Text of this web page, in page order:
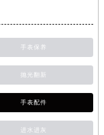
手表保养
抛光翻新
手表配件
进水进灰